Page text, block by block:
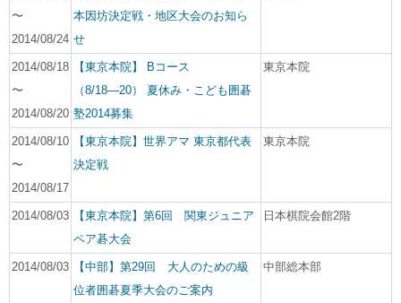
〜
2014/08/24
本因坊決定戦・地区大会のお知ら
せ
2014/08/18
〜
2014/08/20
【東京本院】 Bコース
（8/18―20） 夏休み・こども囲碁
塾2014募集
東京本院
2014/08/10
〜
2014/08/17
【東京本院】世界アマ 東京都代表
決定戦
東京本院
2014/08/03
【東京本院】第6回 関東ジュニア
ペア碁大会
日本棋院会館2階
2014/08/03
【中部】第29回 大人のための級
位者囲碁夏季大会のご案内
中部総本部